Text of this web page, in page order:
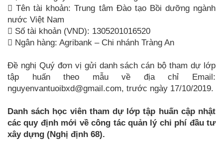
 Tên tài khoản: Trung tâm Đào tạo Bồi dưỡng ngành
nước Việt Nam
 Số tài khoản (VND): 1305201016520
 Ngân hàng: Agribank – Chi nhánh Tràng An
Đề nghị Quý đơn vị gửi danh sách cán bộ tham dự lớp
tập huấn theo mẫu về địa chỉ Email:
nguyenvantuoibxd@gmail.com, trước ngày 17/10/2019.
Danh sách học viên tham dự lớp tập huấn cập nhật
các quy định mới về công tác quản lý chi phí đầu tư
xây dựng (Nghị định 68).